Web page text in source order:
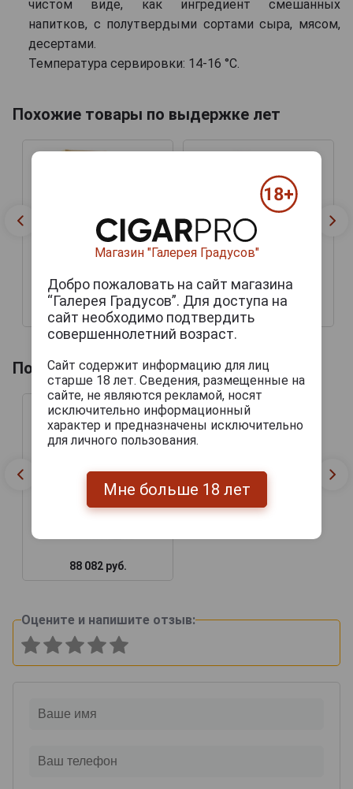
чистом виде, как ингредиент смешанных
напитков, с полутвердыми сортами сыра, мясом,
десертами.
Температура сервировки: 14-16 °C.
Похожие товары по выдержке лет
42 444 руб. 51 069 руб.
Похожие товары по году производства
88 082 руб.
Оцените и напишите отзыв:
Магазин "Галерея Градусов"
Добро пожаловать на сайт магазина
“Галерея Градусов”. Для доступа на
сайт необходимо подтвердить
совершеннолетний возраст.
Сайт содержит информацию для лиц
старше 18 лет. Сведения, размещенные на
сайте, не являются рекламой, носят
исключительно информационный
характер и предназначены исключительно
для личного пользования.
Мне больше 18 лет